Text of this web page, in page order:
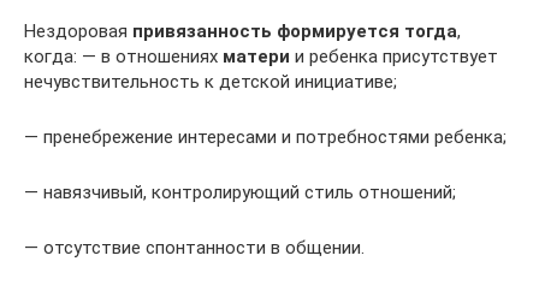
Нездоровая привязанность формируется тогда,
когда: — в отношениях матери и ребенка присутствует
нечувствительность к детской инициативе;
— пренебрежение интересами и потребностями ребенка;
— навязчивый, контролирующий стиль отношений;
— отсутствие спонтанности в общении.